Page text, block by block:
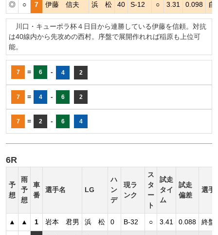
◎ ○ 7 伊藤 信夫 浜 松 40 S-12 ○ 3.31 0.098 自
川口・キューポラ杯４日目から連勝している伊藤を信頼。対抗
は40線内から先攻めの西村。序盤で展開作れれば稲原も上位可
能。
7 = 6 - 4 2
7 = 4 - 6 2
7 = 2 - 6 4
6R
予
想
雨
予
想
車
番
選手名 LG
ハ
ン
デ
現ラ
ンク
ス
タ
ー
ト
試走
タイ
ム
試走
偏差
選手
▲ ▲ 1 岩本 君男 浜 松 0 B-32 ○ 3.41 0.088 終盤